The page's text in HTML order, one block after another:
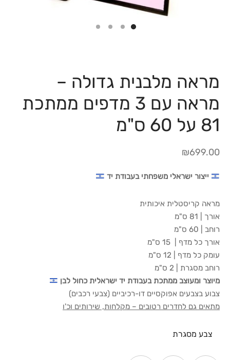
מראה מלבנית גדולה –
מראה עם 3 מדפים ממתכת
81 על 60 ס"מ
₪699.00
ייצור ישראלי משפחתי בעבודת יד
מראה קריסטלית איכותית
אורך | 81 ס"מ
רוחב | 60 ס"מ
אורך כל מדף | 15 ס"מ
עומק כל מדף | 12 ס"מ
רוחב מסגרת | 2 ס"מ
מיוצר ומעוצב ממתכת בעבודת יד ישראלית כחול לבן
צבוע בצבעים אפוקסיים דו-רכיביים (צבעי רכבים)
מתאים גם לחדרים רטובים – מקלחות, שירותים וכ'ו
צבע מסגרת